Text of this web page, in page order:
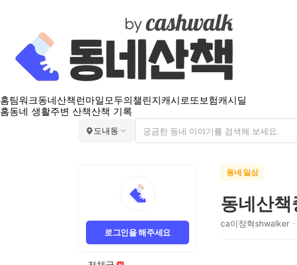
홈팀워크동네산책 런마일모두의챌린지캐시로또보험캐시딜
홈동네 생활주변 산책산책 기록
도내동
로그인을 해주세요
동네 일상
동네산책
ca이장혁shwalker